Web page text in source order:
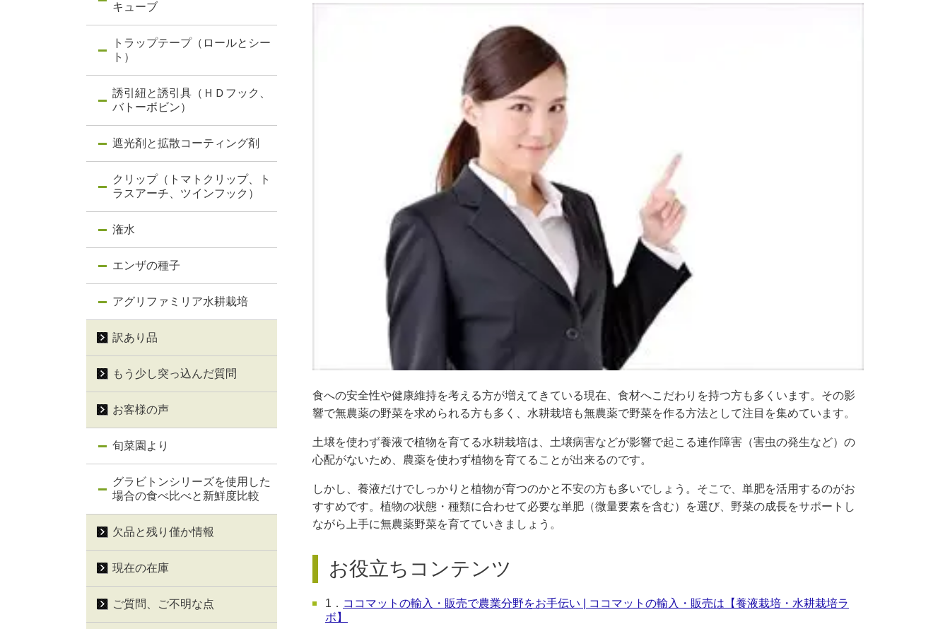
食への安全性や健康維持を考える方が増えてきている現在、食材へこだわりを持つ方も多くいます。その影
響で無農薬の野菜を求められる方も多く、水耕栽培も無農薬で野菜を作る方法として注目を集めています。
土壌を使わず養液で植物を育てる水耕栽培は、土壌病害などが影響で起こる連作障害（害虫の発生など）の
心配がないため、農薬を使わず植物を育てることが出来るのです。
しかし、養液だけでしっかりと植物が育つのかと不安の方も多いでしょう。そこで、単肥を活用するのがお
すすめです。植物の状態・種類に合わせて必要な単肥（微量要素を含む）を選び、野菜の成長をサポートし
ながら上手に無農薬野菜を育てていきましょう。
お役立ちコンテンツ
1． ココマットの輸入・販売で農業分野をお手伝い | ココマットの輸入・販売は【養液栽培・水耕栽培ラ
ボ】
キューブ
トラップテープ（ロールとシー
ト）
誘引紐と誘引具（ＨＤフック、
バトーボビン）
遮光剤と拡散コーティング剤
クリップ（トマトクリップ、ト
ラスアーチ、ツインフック）
潅水
エンザの種子
アグリファミリア水耕栽培
訳あり品
もう少し突っ込んだ質問
お客様の声
旬菜園より
グラビトンシリーズを使用した
場合の食べ比べと新鮮度比較
欠品と残り僅か情報
現在の在庫
ご質問、ご不明な点